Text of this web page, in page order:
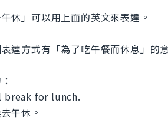
午休」可以用上面的英文來表達。
達方式有「為了吃午餐而休息」的
for lunch.
午休。